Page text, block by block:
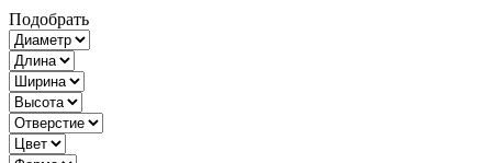
Подобрать